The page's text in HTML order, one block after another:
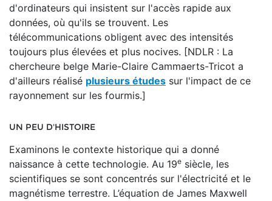
d'ordinateurs qui insistent sur l'accès rapide aux
données, où qu'ils se trouvent. Les
télécommunications obligent avec des intensités
toujours plus élevées et plus nocives. [NDLR : La
chercheure belge Marie-Claire Cammaerts-Tricot a
d'ailleurs réalisé plusieurs études sur l'impact de ce
rayonnement sur les fourmis.]
UN PEU D'HISTOIRE
Examinons le contexte historique qui a donné
naissance à cette technologie. Au 19e siècle, les
scientifiques se sont concentrés sur l'électricité et le
magnétisme terrestre. L’équation de James Maxwell